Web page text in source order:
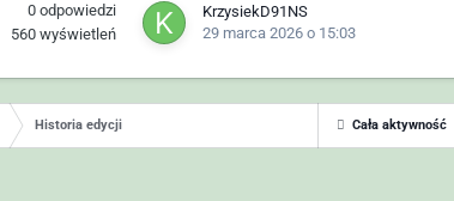
0 odpowiedzi
560 wyświetleń
KrzysiekD91NS
29 marca 2026 o 15:03
Cała aktywność
Historia edycji